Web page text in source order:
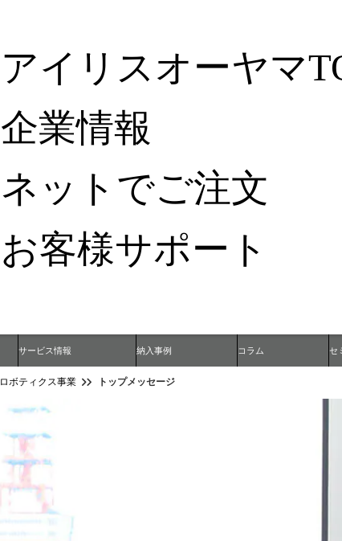
アイリスオーヤマ
企業情報
ネットでご注文
お客様サポート
サービス情報 納入事例 コラム セ
ロボティクス事業 トップメッセージ